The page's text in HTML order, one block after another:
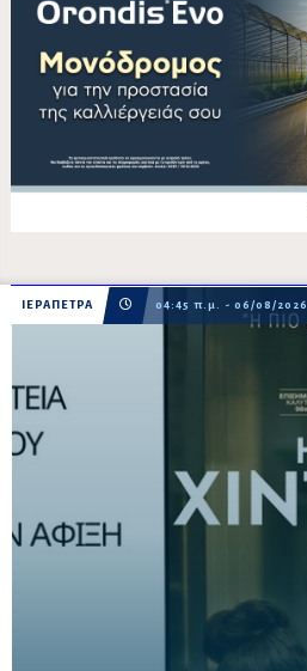
ΙΕΡΑΠΕΤΡΑ 04:45 π.μ. - 06/08/2026